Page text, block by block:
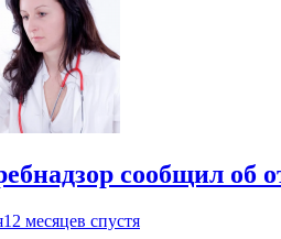
сообщил об
12 месяцев спустя